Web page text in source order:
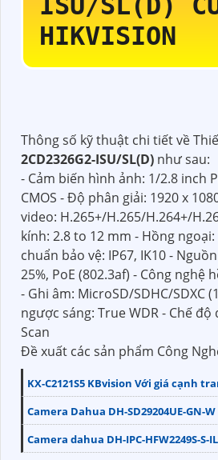
HIKVISION
Thông số kỹ thuật chi tiết về
2CD2326G2-ISU/SL(D) như sau:
- Cảm biến hình ảnh: 1/2.8 inch
CMOS - Độ phân giải: 1920 x
video: H.265+/H.265/H.264+/
kính: 2.8 to 12 mm - Hồng
chuẩn bảo vệ: IP67, IK10 -
25%, PoE (802.3af) - Công nghệ
- Ghi âm: MicroSD/SDHC/SDXC
ngược sáng: True WDR - Chế
Scan
Đề xuất các sản phẩm Công
KX-C2121S5 KBvision Với giá cạnh
Camera Dahua DH-SD29204UE-GN-W
Camera dahua DH-IPC-HFW2249S-S-IL